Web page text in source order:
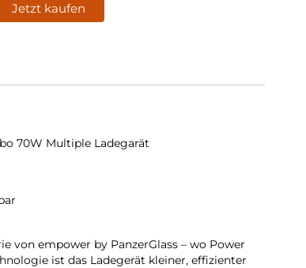
Jetzt kaufen
70W Multiple Ladegarät
von empower by PanzerGlass – wo Power
ist das Ladegerät kleiner, effizienter